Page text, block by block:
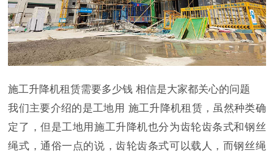
施工升降机租赁需要多少钱 相信是大家都关心的问题
我们主要介绍的是工地用 施工升降机租赁，虽然种类确
定了，但是工地用施工升降机也分为齿轮齿条式和钢丝
绳式，通俗一点的说，齿轮齿条式可以载人，而钢丝绳